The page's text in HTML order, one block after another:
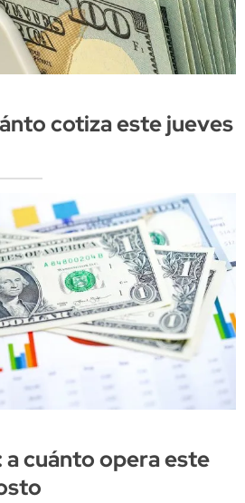
cotiza este jueves
a cuánto opera este